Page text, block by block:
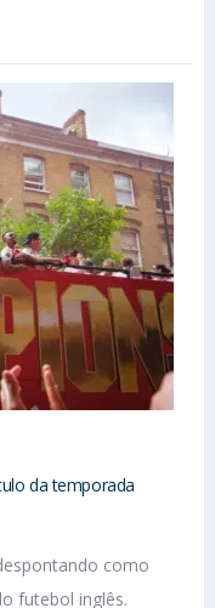
da temporada
como
futebol inglês.